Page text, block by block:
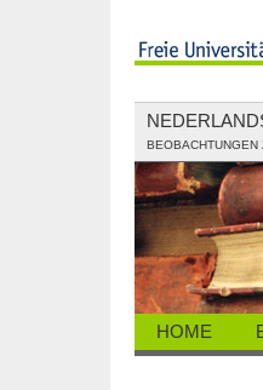
BEOBACHTUNGEN
HOME